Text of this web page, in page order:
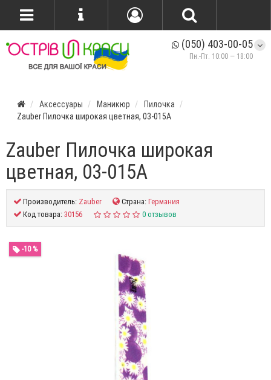
(050) 403-00-05
Пн.-Пт. 10:00 — 18:00
Аксессуары Маникюр
Пилочка
Zauber Пилочка широкая цветная, 03-015A
Zauber Пилочка широкая
цветная, 03-015A
Производитель: Zauber Страна:Германия
Код товара:30156 0 отзывов
-10 %